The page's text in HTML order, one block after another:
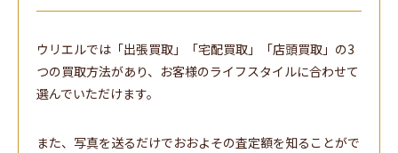
ウリエルでは「出張買取」「宅配買取」「店頭買取」の3
つの買取方法があり、お客様のライフスタイルに合わせて
選んでいただけます。
また、写真を送るだけでおおよその査定額を知ることがで